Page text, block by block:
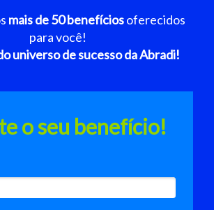
mais de 50 benefíciosoferecidos
para você!
universo de sucesso da Abradi!
o seu benefício!